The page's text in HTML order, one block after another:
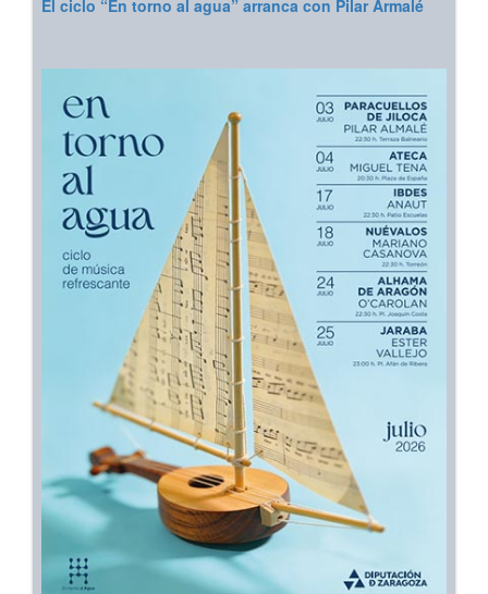
El ciclo “En torno al agua” arranca con Pilar Armalé